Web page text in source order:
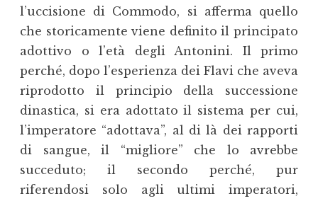
l’uccisione di Commodo, si afferma quello
che storicamente viene definito il principato
adottivo o l’età degli Antonini. Il primo
perché, dopo l’esperienza dei Flavi che aveva
riprodotto il principio della successione
dinastica, si era adottato il sistema per cui,
l’imperatore “adottava”, al di là dei rapporti
di sangue, il “migliore” che lo avrebbe
succeduto; il secondo perché, pur
riferendosi solo agli ultimi imperatori,